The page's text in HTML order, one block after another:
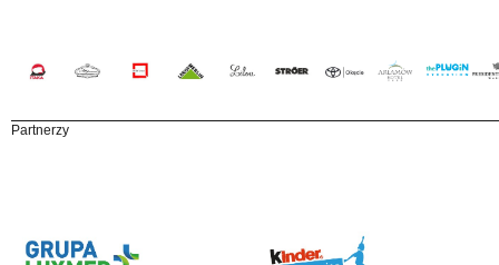
Partnerzy